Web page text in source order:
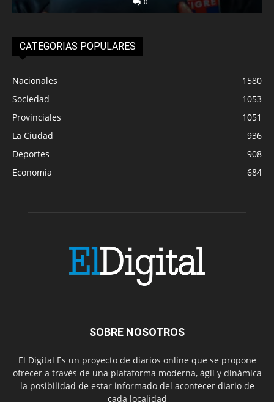
CATEGORIAS POPULARES
Nacionales
1580
Sociedad
1053
Provinciales
1051
La Ciudad
936
Deportes
908
Economía
684
SOBRE NOSOTROS
El Digital Es un proyecto de diarios online que se propone
ofrecer a través de una plataforma moderna, ágil y dinámica
la posibilidad de estar informado del acontecer diario de
cada localidad